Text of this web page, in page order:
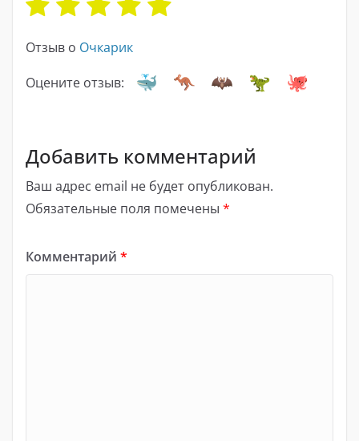
Отзыв о Очкарик
Оцените отзыв:
Добавить комментарий
Ваш адрес email не будет опубликован.
Обязательные поля помечены *
Комментарий *